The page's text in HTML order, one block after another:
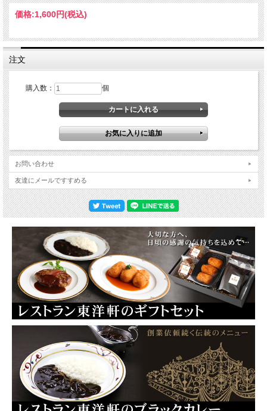
価格:1,600円(税込)
注文
購入数： 個
お問い合わせ
友達にメールですすめる